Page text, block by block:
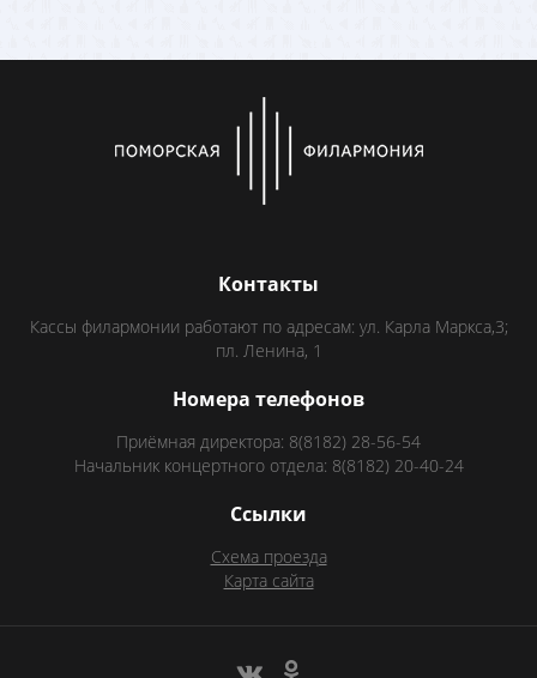
Контакты
Кассы филармонии работают по адресам: ул. Карла Маркса,3;
пл. Ленина, 1
Номера телефонов
Приёмная директора: 8(8182) 28-56-54
Начальник концертного отдела: 8(8182) 20-40-24
Ссылки
Схема проезда
Карта сайта